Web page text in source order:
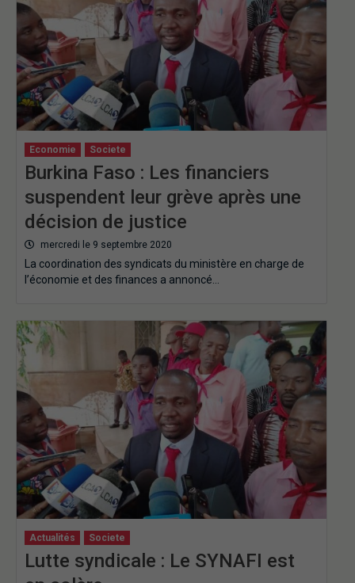
Economie Societe
Burkina Faso : Les financiers
suspendent leur grève après une
décision de justice
mercredi le 9 septembre 2020
La coordination des syndicats du ministère en charge de
l’économie et des finances a annoncé…
Actualités Societe
Lutte syndicale : Le SYNAFI est